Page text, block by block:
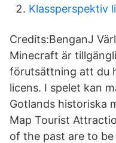
Klassperspektiv
Credits:BenganJ
Minecraft är
förutsättning att du
licens. I spelet kan
Gotlands historiska
Map Tourist
of the past are to